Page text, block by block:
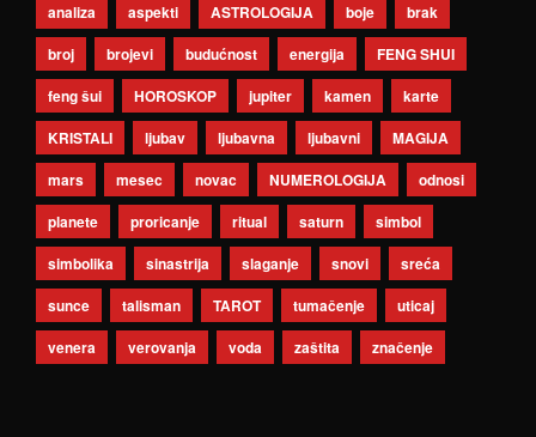
analiza aspekti ASTROLOGIJA boje
brak
broj
brojevi budućnost energija
FENG SHUI
feng šui
HOROSKOP jupiter kamen
karte
KRISTALI
ljubav ljubavna ljubavni
MAGIJA
mars
mesec novac NUMEROLOGIJA
odnosi
planete
proricanje ritual saturn
simbol
simbolika
sinastrija slaganje snovi
sreća
sunce
talisman TAROT tumačenje
uticaj
venera
verovanja voda zaštita značenje